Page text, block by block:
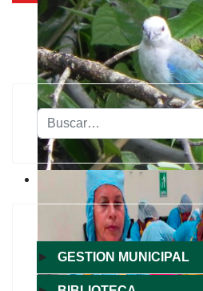
Buscar
► GESTION MUNICIPAL